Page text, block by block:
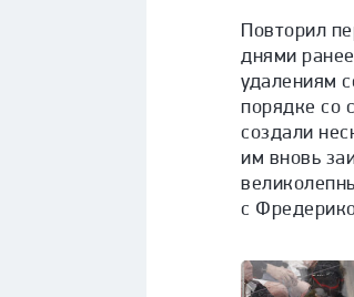
Повторил
днями
удалениям
порядке со
создали
им вновь
с